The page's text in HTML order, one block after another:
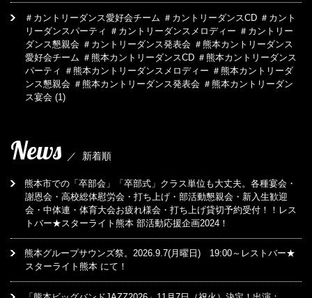
＃カントリーダンス愛好会チーム ＃カントリーダンスCD ＃カント
リーダンスパーティ ＃カントリーダンスメロディー ＃カントリー
ダンス懇親会 ＃カントリーダンス発表会 ＃熊本カントリーダンス
愛好会チーム ＃熊本カントリーダンスCD ＃熊本カントリーダンス
パーティ ＃熊本カントリーダンスメロディー ＃熊本カントリーダ
ンス懇親会 ＃熊本カントリーダンス発表会 ＃熊本カントリーダン
ス宴会 (1)
News ／ 新着順
熊本市での「卒部会」「卒部式」クラス単位も大丈夫。各種宴会・
謝恩会・高校総体慰労会・打ち上げ・部活動懇親会・新入生歓迎
会・中体連・体育大会お疲れ様会・打ち上げ貸切予約受付！！レス
トバー★スターライト熊本 部活動応援企画2024！
熊本グループサウンズ祭。2026.9.7(月曜日) 19:00～レストバー★
スターライト熊本 にて！